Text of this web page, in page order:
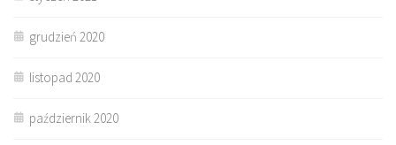
grudzień 2020
listopad 2020
październik 2020